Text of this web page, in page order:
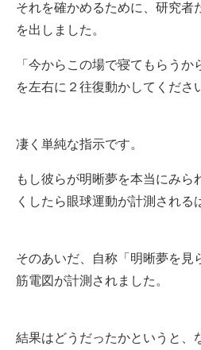
それを確かめるために、研究者
を出しました。
「今からこの場で寝てもらうか
を左右に２往復動かしてくださ
凄く単純な指示です。
もし彼らが明晰夢を本当にみら
くしたら眼球運動が計測される
そのあいだ、自称「明晰夢を見
筋電図が計測されました。
結果はどうだったかというと、